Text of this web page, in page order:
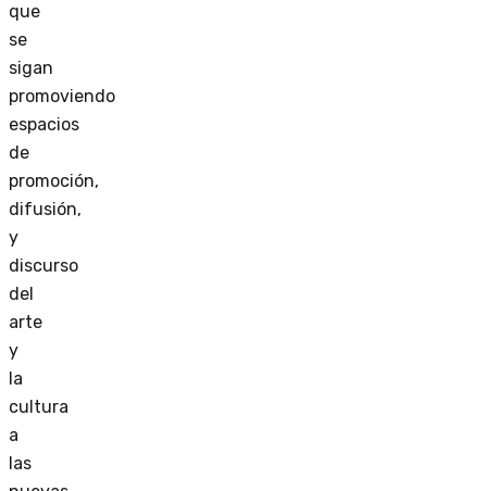
que
se
sigan
promoviendo
espacios
de
promoción,
difusión,
y
discurso
del
arte
y
la
cultura
a
las